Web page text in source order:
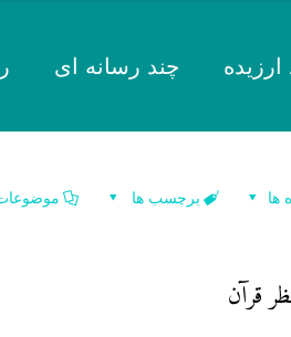
ارزیده چند رسانه ای
برچسب ها ها
قرآن